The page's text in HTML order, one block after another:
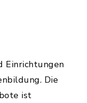
Einrichtungen
Die
ist